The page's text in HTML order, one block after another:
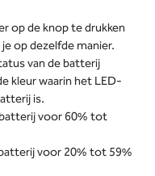
op de knop te drukken
op dezelfde manier.
van de batterij
kleur waarin het LED-
is.
voor 60% tot
voor 20% tot 59%